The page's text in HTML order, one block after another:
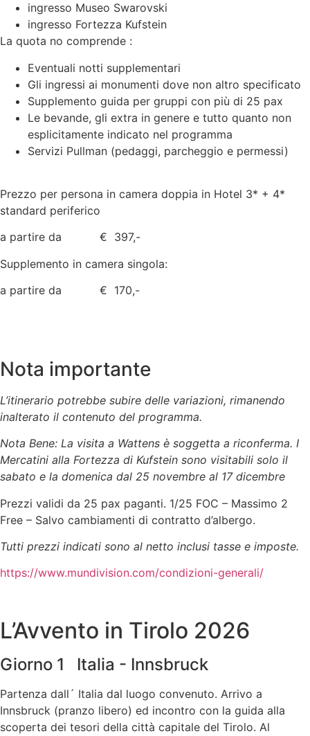
ingresso Museo Swarovski
ingresso Fortezza Kufstein
La quota no comprende :
Eventuali notti supplementari
Gli ingressi ai monumenti dove non altro specificato
Supplemento guida per gruppi con più di 25 pax
Le bevande, gli extra in genere e tutto quanto non
esplicitamente indicato nel programma
Servizi Pullman (pedaggi, parcheggio e permessi)
Prezzo per persona in camera doppia in Hotel 3* + 4*
standard periferico
a partire da € 397,-
Supplemento in camera singola:
a partire da € 170,-
Nota importante
L’itinerario potrebbe subire delle variazioni, rimanendo
inalterato il contenuto del programma.
Nota Bene: La visita a Wattens è soggetta a riconferma. I
Mercatini alla Fortezza di Kufstein sono visitabili solo il
sabato e la domenica dal 25 novembre al 17 dicembre
Prezzi validi da 25 pax paganti. 1/25 FOC – Massimo 2
Free – Salvo cambiamenti di contratto d’albergo.
Tutti prezzi indicati sono al netto inclusi tasse e imposte.
https://www.mundivision.com/condizioni-generali/
L’Avvento in Tirolo 2026
Giorno 1 Italia - Innsbruck
Partenza dall´ Italia dal luogo convenuto. Arrivo a
Innsbruck (pranzo libero) ed incontro con la guida alla
scoperta dei tesori della città capitale del Tirolo. Al